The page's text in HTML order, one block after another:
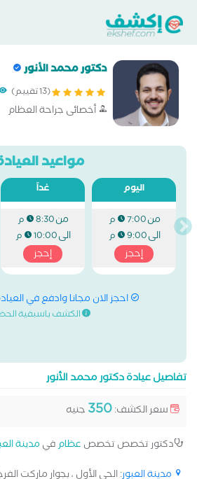
دكتور محمد الأنور
(13 تقييم)
أخصائى جراحة العظام
مواعيد
اليوم
من7:00 م
الى9:00 م
إحجز
غداً
من8:30 م
الى10:00 م
إحجز
احجز الان مجانا وادفع في
الكشف باسبقية
تفاصيل عيادة دكتور محمد الأنور
سعر الكشف:350 جنيه
دكتور تخصص تخصص عظامفي مدينة
مدينة العبور: الحى الأول ، بجوار ماركت